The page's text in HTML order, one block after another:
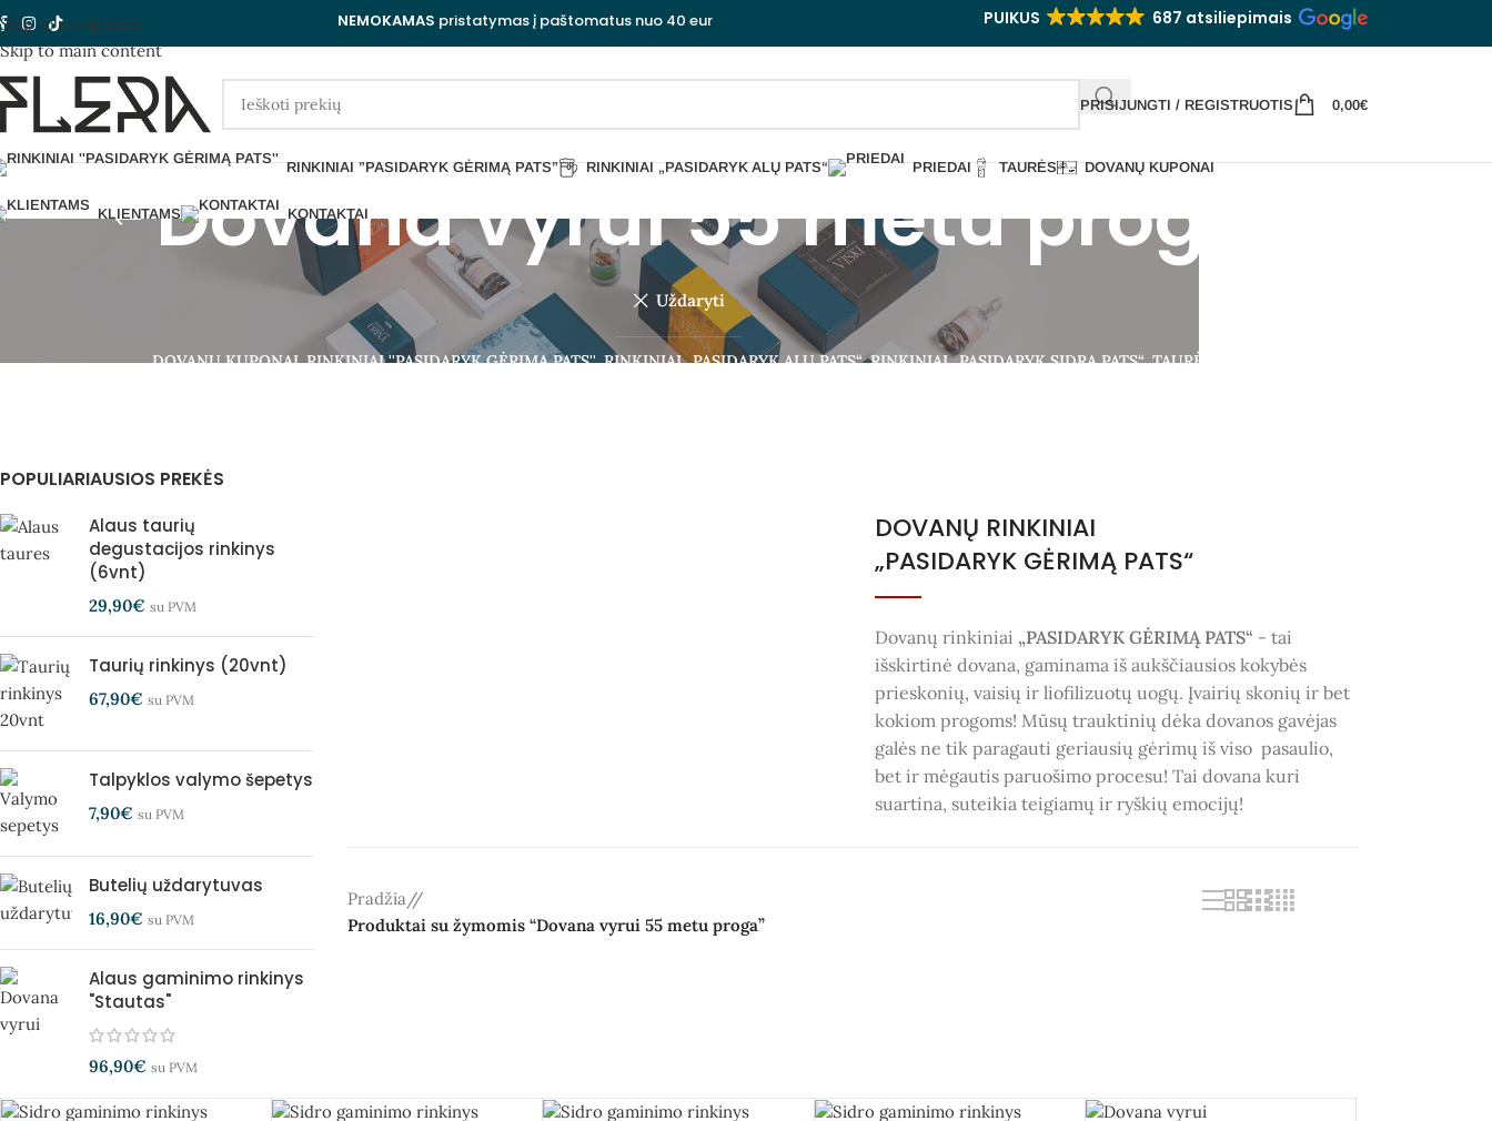
Skip to navigation
Skip to main content
NEMOKAMAS pristatymas į paštomatus nuo 40 eur PUIKUS 687 atsiliepimais
PRISIJUNGTI / REGISTRUOTIS 0,00€
RINKINIAI ”PASIDARYK GĖRIMĄ PATS” RINKINIAI „PASIDARYK ALŲ PATS“ PRIEDAI TAURĖS DOVANŲ KUPONAI
KLIENTAMS KONTAKTAI
Dovana vyrui 55 metu proga
Uždaryti
DOVANŲ KUPONAI RINKINIAI ''PASIDARYK GĖRIMĄ PATS'' RINKINIAI „PASIDARYK ALŲ PATS“ RINKINIAI „PASIDARYK SIDRĄ PATS“ TAURĖS
POPULIARIAUSIOS PREKĖS
Alaus taurių
degustacijos rinkinys
(6vnt)
29,90€ su PVM
Taurių rinkinys (20vnt)
67,90€ su PVM
Talpyklos valymo šepetys
7,90€ su PVM
Butelių uždarytuvas
16,90€ su PVM
Alaus gaminimo rinkinys
"Stautas"
96,90€ su PVM
DOVANŲ RINKINIAI
„PASIDARYK GĖRIMĄ PATS“
Dovanų rinkiniai „PASIDARYK GĖRIMĄ PATS“ - tai
išskirtinė dovana, gaminama iš aukščiausios kokybės
prieskonių, vaisių ir liofilizuotų uogų. Įvairių skonių ir bet
kokiom progoms! Mūsų trauktinių dėka dovanos gavėjas
galės ne tik paragauti geriausių gėrimų iš viso pasaulio,
bet ir mėgautis paruošimo procesu! Tai dovana kuri
suartina, suteikia teigiamų ir ryškių emocijų!
Pradžia/
Produktai su žymomis “Dovana vyrui 55 metu proga”